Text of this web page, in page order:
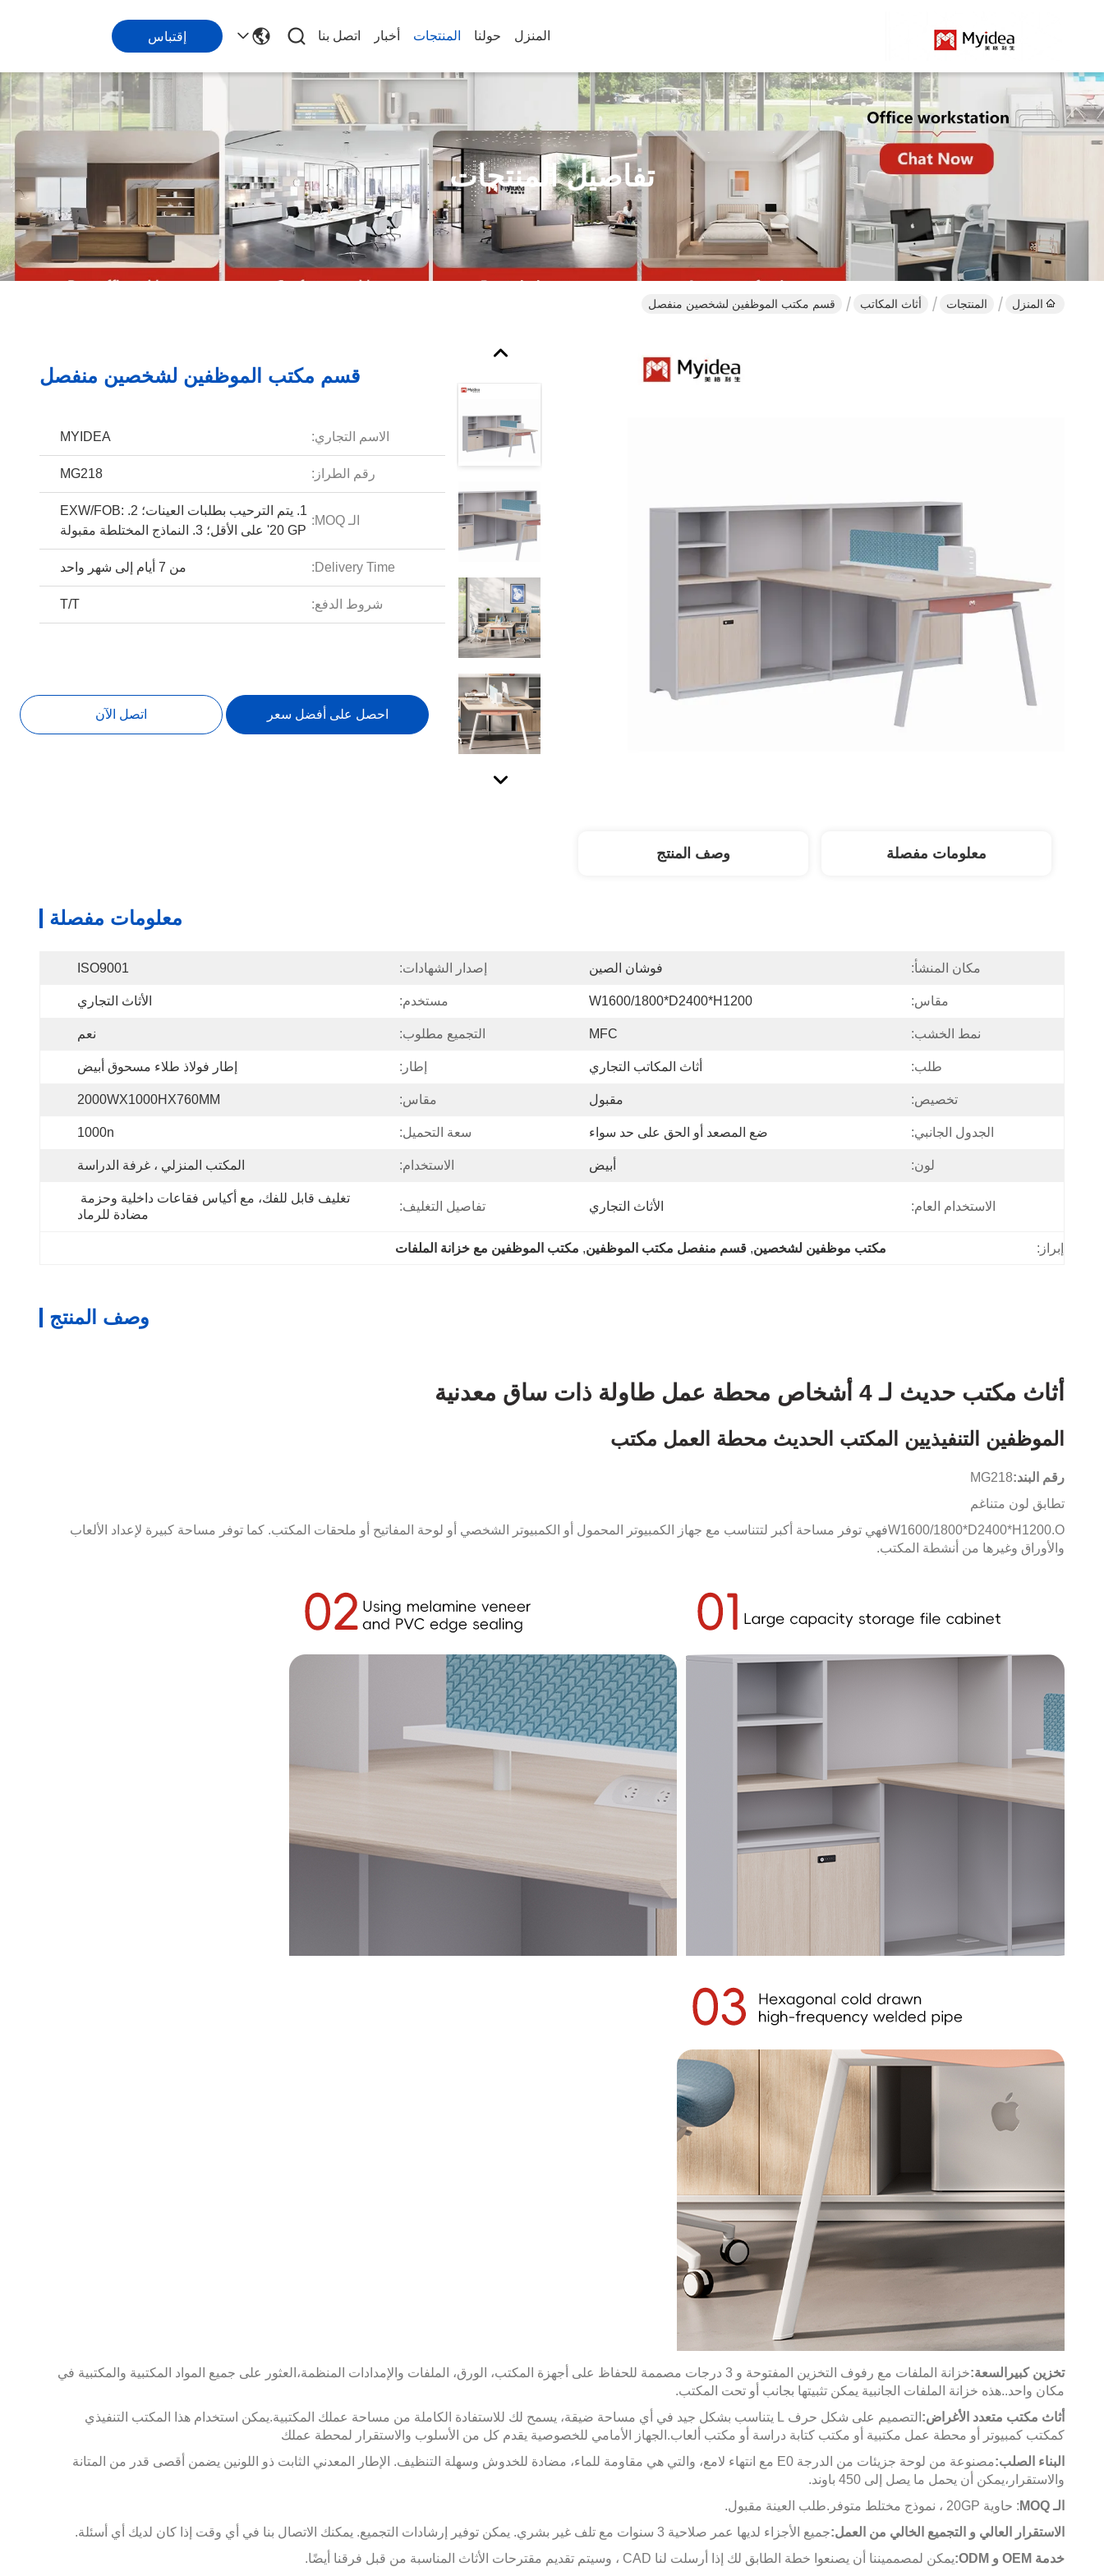
المنزل حولنا المنتجات أخبار اتصل بنا إقتباس
تفاصيل المنتجات
المنزل المنتجات أثاث المكاتب قسم مكتب الموظفين لشخصين منفصل
قسم مكتب الموظفين لشخصين منفصل
الاسم التجاري: MYIDEA
رقم الطراز: MG218
الـ MOQ:
1. يتم الترحيب بطلبات العينات؛ 2. EXW/FOB:
20 ​​GP' على الأقل؛ 3. النماذج المختلطة مقبولة
Delivery Time: من 7 أيام إلى شهر واحد
شروط الدفع: T/T
احصل على أفضل سعر اتصل الآن
معلومات مفصلة وصف المنتج
معلومات مفصلة
مكان المنشأ: فوشان الصين إصدار الشهادات: ISO9001
مقاس: W1600/1800*D2400*H1200 مستخدم: الأثاث التجاري
نمط الخشب: MFC التجميع مطلوب: نعم
طلب: أثاث المكاتب التجاري إطار: إطار فولاذ طلاء مسحوق أبيض
تخصيص: مقبول مقاس: 2000WX1000HX760MM
الجدول الجانبي: ضع المصعد أو الحق على حد سواء سعة التحميل: 1000n
لون: أبيض الاستخدام: المكتب المنزلي ، غرفة الدراسة
الاستخدام العام: الأثاث التجاري تفاصيل التغليف:
مضادة للرماد
إبراز: مكتب موظفين لشخصين, قسم منفصل مكتب الموظفين, مكتب الموظفين مع خزانة الملفات
وصف المنتج
أثاث مكتب حديث لـ 4 أشخاص محطة عمل طاولة ذات ساق معدنية
الموظفين التنفيذيين المكتب الحديث محطة العمل مكتب
رقم البند:MG218
تطابق لون متناغم
W1600/1800*D2400*H1200.Oفهي توفر مساحة أكبر لتتناسب مع جهاز الكمبيوتر المحمول أو الكمبيوتر الشخصي أو لوحة المفاتيح أو ملحقات المكتب. كما توفر مساحة كبيرة لإعداد الألعاب
والأوراق وغيرها من أنشطة المكتب.
تخزين كبير السعة:خزانة الملفات مع رفوف التخزين المفتوحة و 3 درجات مصممة للحفاظ على أجهزة المكتب، الورق، الملفات والإمدادات المنظمة،
العثور على جميع المواد المكتبية والمكتبية في
مكان واحد..هذه خزانة الملفات الجانبية يمكن تثبيتها بجانب أو تحت المكتب.
أثاث مكتب متعدد الأغراض: التصميم على شكل حرف L يتناسب بشكل جيد في أي مساحة ضيقة، يسمح لك للاستفادة الكاملة من مساحة عملك المكتبية.
يمكن استخدام هذا المكتب التنفيذي
كمكتب كمبيوتر أو محطة عمل مكتبية أو مكتب كتابة دراسة أو مكتب ألعاب. الجهاز الأمامي للخصوصية يقدم كل من الأسلوب والاستقرار لمحطة عملك
البناء الصلب:
مصنوعة من لوحة جزيئات من الدرجة E0 مع انتهاء لامع، والتي هي مقاومة للماء، مضادة للخدوش وسهلة التنظيف. الإطار المعدني الثابت ذو اللونين يضمن أقصى قدر من المتانة
والاستقرار،يمكن أن يحمل ما يصل إلى 450 باوند.
الـ MOQ
: حاوية 20GP ، نموذج مختلط متوفر.طلب العينة مقبول.
الاستقرار العالي و التجميع الخالي من العمل:جميع الأجزاء لديها عمر صلاحية 3 سنوات مع تلف غير بشري. يمكن توفير إرشادات التجميع. يمكنك الاتصال بنا في أي وقت إذا كان لديك أي أسئلة.
خدمة OEM و ODM:
يمكن لمصمميننا أن يصنعوا خطة الطابق لك إذا أرسلت لنا CAD ، وسيتم تقديم مقترحات الأثاث المناسبة من قبل فرقنا أيضًا.